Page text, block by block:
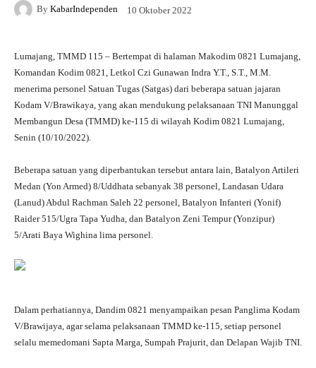
By KabarIndependen 10 Oktober 2022
Lumajang, TMMD 115 – Bertempat di halaman Makodim 0821 Lumajang,
Komandan Kodim 0821, Letkol Czi Gunawan Indra Y.T., S.T., M.M.
menerima personel Satuan Tugas (Satgas) dari beberapa satuan jajaran
Kodam V/Brawikaya, yang akan mendukung pelaksanaan TNI Manunggal
Membangun Desa (TMMD) ke-115 di wilayah Kodim 0821 Lumajang,
Senin (10/10/2022).
Beberapa satuan yang diperbantukan tersebut antara lain, Batalyon Artileri
Medan (Yon Armed) 8/Uddhata sebanyak 38 personel, Landasan Udara
(Lanud) Abdul Rachman Saleh 22 personel, Batalyon Infanteri (Yonif)
Raider 515/Ugra Tapa Yudha, dan Batalyon Zeni Tempur (Yonzipur)
5/Arati Baya Wighina lima personel.
Dalam perhatiannya, Dandim 0821 menyampaikan pesan Panglima Kodam
V/Brawijaya, agar selama pelaksanaan TMMD ke-115, setiap personel
selalu memedomani Sapta Marga, Sumpah Prajurit, dan Delapan Wajib TNI.